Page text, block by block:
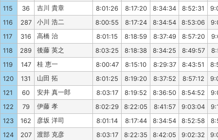
115 36 吉川 貴章 8:01:26 8:17:20 8:34:34 8:52:31
116
287 小川 浩二 8:00:55 8:17:24 8:34:54 8:53:06
117
316 高橋 治 8:01:15 8:18:59 8:37:49 8:57:20
118
289 後藤 英之 8:03:25 8:18:38 8:34:25 8:49:57
119
147 桂 恵一 8:00:47 8:15:10 8:29:37 8:43:51
120
131 山田 拓 8:01:25 8:19:20 8:37:52 8:57:12
121
60 安井 真一郎 8:03:17 8:19:52 8:36:50 8:54:52
122
79 伊藤 孝 8:02:29 8:22:05 8:41:57 9:03:04
123
162 彦坂 洋司 8:01:14 8:17:44 8:34:54 8:52:58
124
207 渡部 克彦 8:03:17 8:22:35 8:42:05 9:02:32